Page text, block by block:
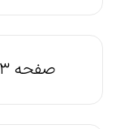
صفحه 13